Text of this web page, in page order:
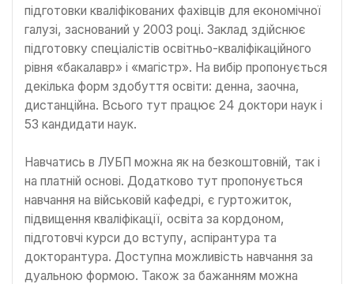
підготовки кваліфікованих фахівців для економічної
галузі, заснований у 2003 році. Заклад здійснює
підготовку спеціалістів освітньо-кваліфікаційного
рівня «бакалавр» і «магістр». На вибір пропонується
декілька форм здобуття освіти: денна, заочна,
дистанційна. Всього тут працює 24 доктори наук і
53 кандидати наук.
Навчатись в ЛУБП можна як на безкоштовній, так і
на платній основі. Додатково тут пропонується
навчання на військовій кафедрі, є гуртожиток,
підвищення кваліфікації, освіта за кордоном,
підготовчі курси до вступу, аспірантура та
докторантура. Доступна можливість навчання за
дуальною формою. Також за бажанням можна